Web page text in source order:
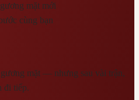
mặt mới
cùng bạn
mặt — nhưng sau vài trận,
đi tiếp.